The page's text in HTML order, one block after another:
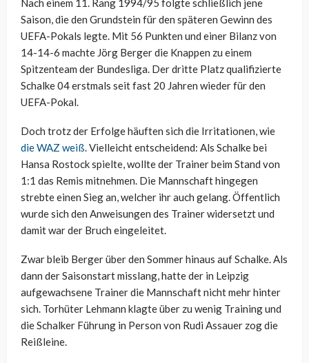
Nach einem 11. Rang 1994/95 folgte schließlich jene
Saison, die den Grundstein für den späteren Gewinn des
UEFA-Pokals legte. Mit 56 Punkten und einer Bilanz von
14-14-6 machte Jörg Berger die Knappen zu einem
Spitzenteam der Bundesliga. Der dritte Platz qualifizierte
Schalke 04 erstmals seit fast 20 Jahren wieder für den
UEFA-Pokal.
Doch trotz der Erfolge häuften sich die Irritationen, wie
die WAZ weiß. Vielleicht entscheidend: Als Schalke bei
Hansa Rostock spielte, wollte der Trainer beim Stand von
1:1 das Remis mitnehmen. Die Mannschaft hingegen
strebte einen Sieg an, welcher ihr auch gelang. Öffentlich
wurde sich den Anweisungen des Trainer widersetzt und
damit war der Bruch eingeleitet.
Zwar bleib Berger über den Sommer hinaus auf Schalke. Als
dann der Saisonstart misslang, hatte der in Leipzig
aufgewachsene Trainer die Mannschaft nicht mehr hinter
sich. Torhüter Lehmann klagte über zu wenig Training und
die Schalker Führung in Person von Rudi Assauer zog die
Reißleine.